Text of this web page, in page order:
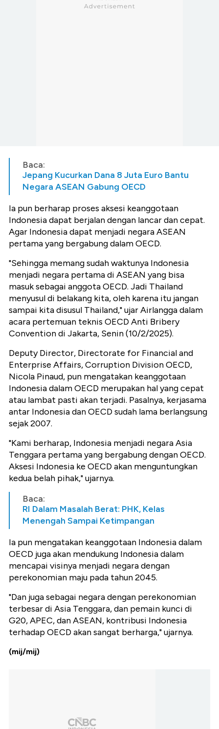
Baca:
Jepang Kucurkan Dana 8 Juta Euro Bantu
Negara ASEAN Gabung OECD
Ia pun berharap proses aksesi keanggotaan
Indonesia dapat berjalan dengan lancar dan cepat.
Agar Indonesia dapat menjadi negara ASEAN
pertama yang bergabung dalam OECD.
"Sehingga memang sudah waktunya Indonesia
menjadi negara pertama di ASEAN yang bisa
masuk sebagai anggota OECD. Jadi Thailand
menyusul di belakang kita, oleh karena itu jangan
sampai kita disusul Thailand," ujar Airlangga dalam
acara pertemuan teknis OECD Anti Bribery
Convention di Jakarta, Senin (10/2/2025).
Deputy Director, Directorate for Financial and
Enterprise Affairs, Corruption Division OECD,
Nicola Pinaud, pun mengatakan keanggotaan
Indonesia dalam OECD merupakan hal yang cepat
atau lambat pasti akan terjadi. Pasalnya, kerjasama
antar Indonesia dan OECD sudah lama berlangsung
sejak 2007.
"Kami berharap, Indonesia menjadi negara Asia
Tenggara pertama yang bergabung dengan OECD.
Aksesi Indonesia ke OECD akan menguntungkan
kedua belah pihak," ujarnya.
Baca:
RI Dalam Masalah Berat: PHK, Kelas
Menengah Sampai Ketimpangan
Ia pun mengatakan keanggotaan Indonesia dalam
OECD juga akan mendukung Indonesia dalam
mencapai visinya menjadi negara dengan
perekonomian maju pada tahun 2045.
"Dan juga sebagai negara dengan perekonomian
terbesar di Asia Tenggara, dan pemain kunci di
G20, APEC, dan ASEAN, kontribusi Indonesia
terhadap OECD akan sangat berharga," ujarnya.
(mij/mij)